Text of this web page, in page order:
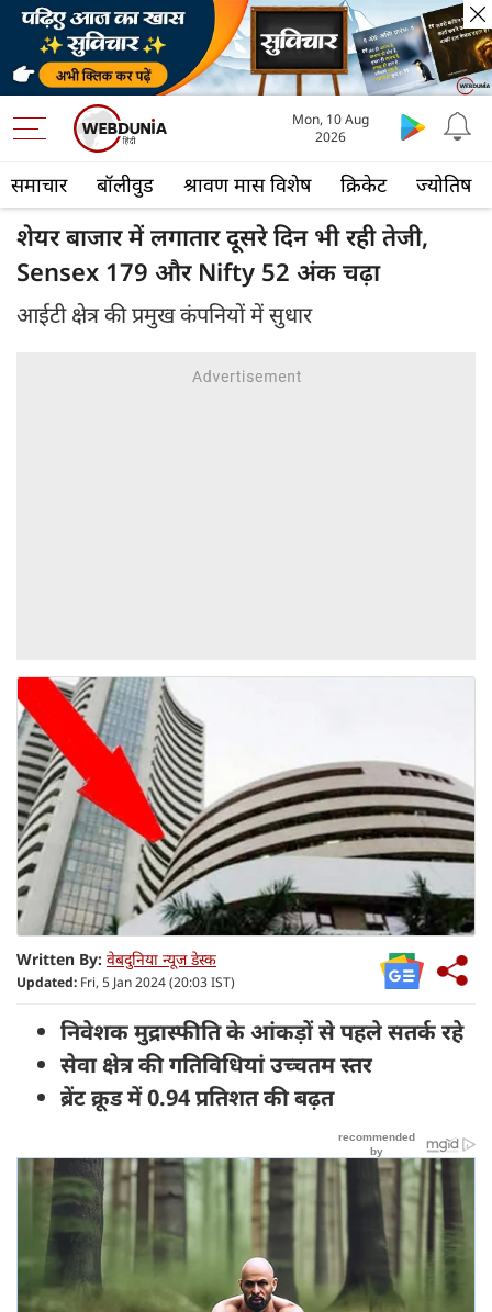
समाचार बॉलीवुड श्रावण मास विशेष क्रिकेट ज्योतिष
Mon, 10 Aug
2026
शेयर बाजार में लगातार दूसरे दिन भी रही तेजी,
Sensex 179 और Nifty 52 अंक चढ़ा
आईटी क्षेत्र की प्रमुख कंपनियों में सुधार
Written By: वेबदुनिया न्यूज डेस्क
Updated: Fri, 5 Jan 2024 (20:03 IST)
निवेशक मुद्रास्फीति के आंकड़ों से पहले सतर्क रहे
सेवा क्षेत्र की गतिविधियां उच्चतम स्तर
ब्रेंट क्रूड में 0.94 प्रतिशत की बढ़त